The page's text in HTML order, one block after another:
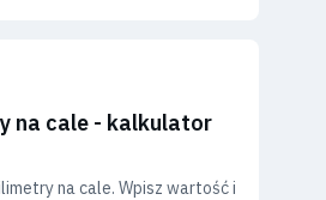
na cale - kalkulator
na cale. Wpisz wartość i